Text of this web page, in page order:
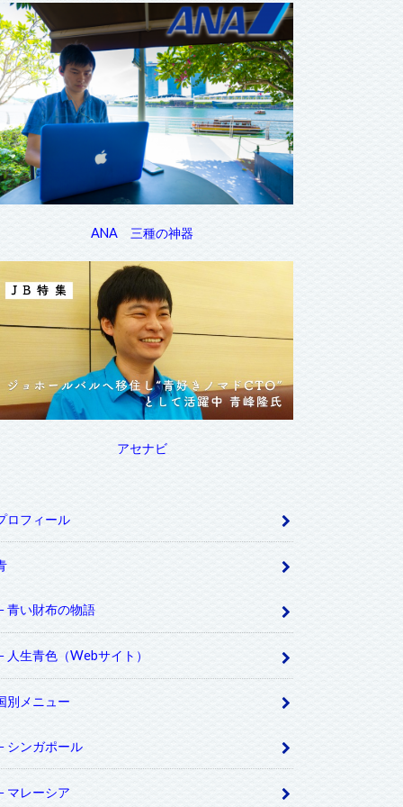
ANA 三種の神器
アセナビ
ロフィール
青い財布の物語
人生青色（Webサイト）
別メニュー
シンガポール
マレーシア